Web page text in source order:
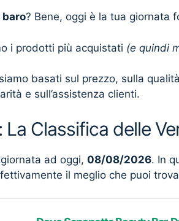
baro? Bene, oggi è la tua giornata
i prodotti più acquistati (e quindi
basati sul prezzo, sulla
e sull’assistenza clienti.
La Classifica delle
ad oggi, 08/08/2026. In
il meglio che puoi